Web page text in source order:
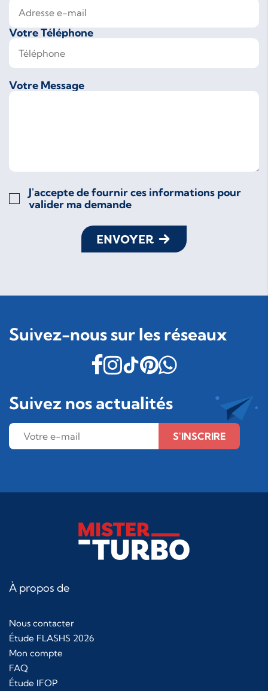
Votre Téléphone
Votre Message
J'accepte de fournir ces informations pour
valider ma demande
ENVOYER
Suivez-nous sur les réseaux
Suivez nos actualités
S'INSCRIRE
À propos de
Nous contacter
Étude FLASHS 2026
Mon compte
FAQ
Étude IFOP